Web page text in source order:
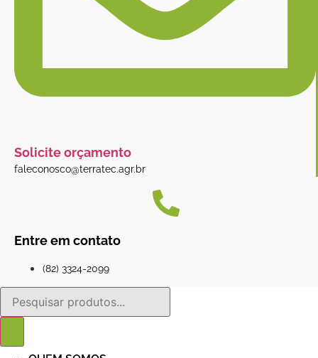
Solicite orçamento
faleconosco@terratec.agr.br
Entre em contato
(82) 3324-2099
Pesquisar
produtos